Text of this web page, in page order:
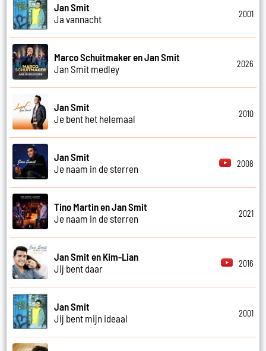
Jan Smit
Ja vannacht
2001
Marco Schuitmaker en Jan Smit
Jan Smit medley
2026
Jan Smit
Je bent het helemaal
2010
Jan Smit
Je naam in de sterren
2008
Tino Martin en Jan Smit
Je naam in de sterren
2021
Jan Smit en Kim-Lian
Jij bent daar
2016
Jan Smit
Jij bent mijn ideaal
2001